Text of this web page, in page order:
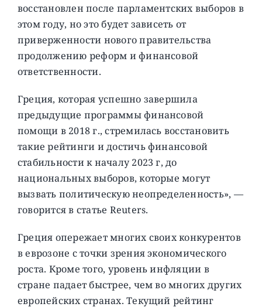
восстановлен после парламентских выборов в
этом году, но это будет зависеть от
приверженности нового правительства
продолжению реформ и финансовой
ответственности.
Греция, которая успешно завершила
предыдущие программы финансовой
помощи в 2018 г., стремилась восстановить
такие рейтинги и достичь финансовой
стабильности к началу 2023 г, до
национальных выборов, которые могут
вызвать политическую неопределенность», —
говорится в статье Reuters.
Греция опережает многих своих конкурентов
в еврозоне с точки зрения экономического
роста. Кроме того, уровень инфляции в
стране падает быстрее, чем во многих других
европейских странах. Текущий рейтинг